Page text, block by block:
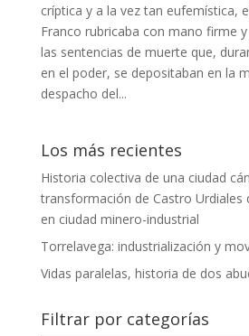
críptica y a la vez tan eufemística,
Franco rubricaba con mano firme
las sentencias de muerte que,
en el poder, se depositaban en la
despacho del...
Los más recientes
Historia colectiva de una ciudad
transformación de Castro Urdiales
en ciudad minero-industrial
Torrelavega: industrialización y
Vidas paralelas, historia de dos
Filtrar por categorías